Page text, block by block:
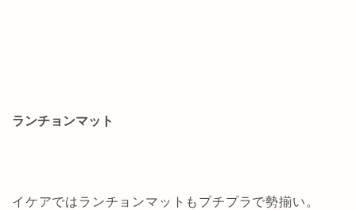
ランチョンマット
イケアではランチョンマットもプチプラで勢揃い。